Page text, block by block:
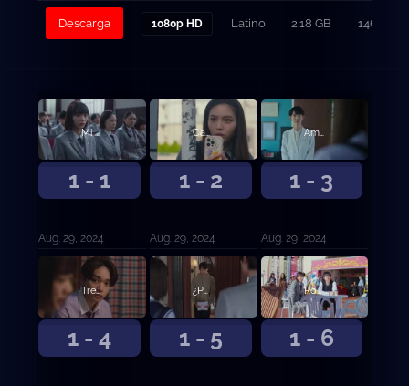
Descarga 1080p HD Latino 2.18 GB 146
1 - 1
Mi vida amorosa empezó y terminó el mismo día
Aug. 29, 2024
1 - 2
Cazaconejos
Aug. 29, 2024
1 - 3
Amor en el coro
Aug. 29, 2024
1 - 4
Tres razones para no enamorarse
1 - 5
¿Por qué no cuentan los romances gais?
1 - 6
Romance en el festival